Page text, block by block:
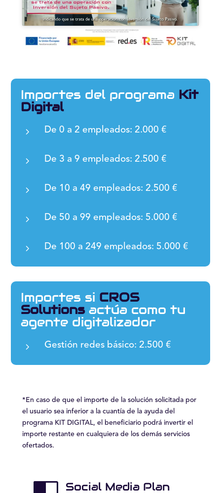
Importes del programa Kit
Digital
5 De 0 a 2 empleados: 2.000 €
5 De 3 a 9 empleados: 2.500 €
5 De 10 a 49 empleados: 2.500 €
5 De 50 a 99 empleados: 5.000 €
5 De 100 a 249 empleados: 5.000 €
Importes si CROS
Solutionsactúa como tu
agente digitalizador
5 Gestión redes básico: 2.500 €
*En caso de que el importe de la solución solicitada por
el usuario sea inferior a la cuantía de la ayuda del
programa KIT DIGITAL, el beneficiario podrá invertir el
importe restante en cualquiera de los demás servicios
ofertados.
Social Media Plan